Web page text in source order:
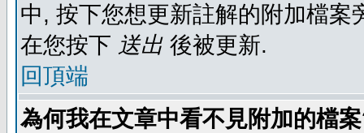
中, 按下您想更新註解的附加檔案
在您按下 送出 後被更新.
回頂端
為何我在文章中看不見附加的檔